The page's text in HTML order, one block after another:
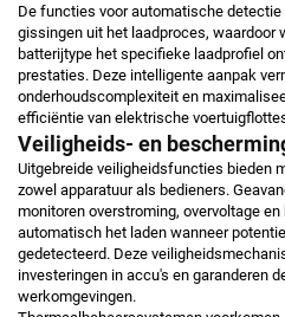
De functies voor automatische
gissingen uit het laadproces, waardoor
batterijtype het specifieke laadprofiel
prestaties. Deze intelligente aanpak
onderhoudscomplexiteit en
efficiëntie van elektrische
Veiligheids- en
Uitgebreide veiligheidsfuncties bieden
zowel apparatuur als bedieners.
monitoren overstroming, overvoltage
automatisch het laden wanneer
gedetecteerd. Deze
investeringen in accu's en garanderen
werkomgevingen.